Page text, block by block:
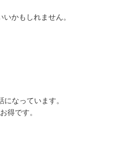
かもしれません。
なっています。
得です。